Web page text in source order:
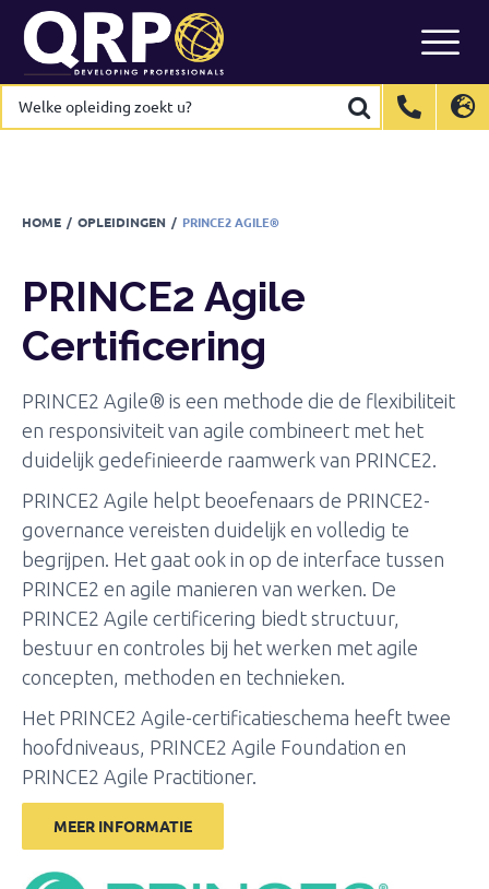
content
International
EN
Luxembourg
EN
ES
Switzerland
DE
Netherlands
NL
Welke
opleiding
zoekt
u? International
EN
Luxembourg
EN
ES
Switzerland
DE
Netherlands
NL
Welke
opleiding
zoekt
u?
HOME / OPLEIDINGEN / PRINCE2 AGILE®
PRINCE2 AgileCertificering
MEER INFORMATIE
PRINCE2 Agile
Certificering
PRINCE2 Agile® is een methode die de flexibiliteit
en responsiviteit van agile combineert met het
duidelijk gedefinieerde raamwerk van PRINCE2.
PRINCE2 Agile helpt beoefenaars de PRINCE2-
governance vereisten duidelijk en volledig te
begrijpen. Het gaat ook in op de interface tussen
PRINCE2 en agile manieren van werken. De
PRINCE2 Agile certificering biedt structuur,
bestuur en controles bij het werken met agile
concepten, methoden en technieken.
Het PRINCE2 Agile-certificatieschema heeft twee
hoofdniveaus, PRINCE2 Agile Foundation en
PRINCE2 Agile Practitioner.
MEER INFORMATIE